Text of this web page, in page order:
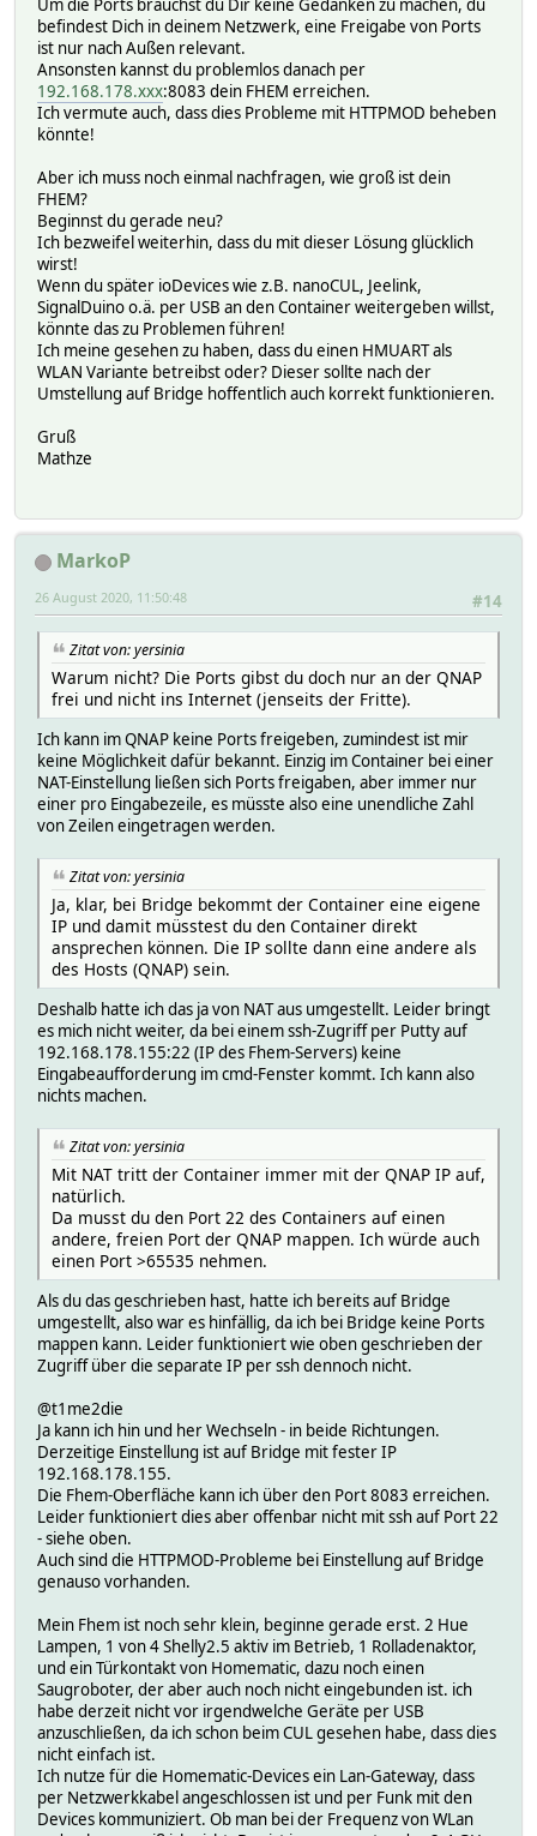
Um die Ports brauchst du Dir keine Gedanken zu machen, du
befindest Dich in deinem Netzwerk, eine Freigabe von Ports
ist nur nach Außen relevant.
Ansonsten kannst du problemlos danach per
192.168.178.xxx:8083 dein FHEM erreichen.
Ich vermute auch, dass dies Probleme mit HTTPMOD beheben
könnte!
Aber ich muss noch einmal nachfragen, wie groß ist dein
FHEM?
Beginnst du gerade neu?
Ich bezweifel weiterhin, dass du mit dieser Lösung glücklich
wirst!
Wenn du später ioDevices wie z.B. nanoCUL, Jeelink,
SignalDuino o.ä. per USB an den Container weitergeben willst,
könnte das zu Problemen führen!
Ich meine gesehen zu haben, dass du einen HMUART als
WLAN Variante betreibst oder? Dieser sollte nach der
Umstellung auf Bridge hoffentlich auch korrekt funktionieren.
Gruß
Mathze
MarkoP
#14
26 August 2020, 11:50:48
Zitat von: yersinia
Warum nicht? Die Ports gibst du doch nur an der QNAP
frei und nicht ins Internet (jenseits der Fritte).
Ich kann im QNAP keine Ports freigeben, zumindest ist mir
keine Möglichkeit dafür bekannt. Einzig im Container bei einer
NAT-Einstellung ließen sich Ports freigaben, aber immer nur
einer pro Eingabezeile, es müsste also eine unendliche Zahl
von Zeilen eingetragen werden.
Zitat von: yersinia
Ja, klar, bei Bridge bekommt der Container eine eigene
IP und damit müsstest du den Container direkt
ansprechen können. Die IP sollte dann eine andere als
des Hosts (QNAP) sein.
Deshalb hatte ich das ja von NAT aus umgestellt. Leider bringt
es mich nicht weiter, da bei einem ssh-Zugriff per Putty auf
192.168.178.155:22 (IP des Fhem-Servers) keine
Eingabeaufforderung im cmd-Fenster kommt. Ich kann also
nichts machen.
Zitat von: yersinia
Mit NAT tritt der Container immer mit der QNAP IP auf,
natürlich.
Da musst du den Port 22 des Containers auf einen
andere, freien Port der QNAP mappen. Ich würde auch
einen Port >65535 nehmen.
Als du das geschrieben hast, hatte ich bereits auf Bridge
umgestellt, also war es hinfällig, da ich bei Bridge keine Ports
mappen kann. Leider funktioniert wie oben geschrieben der
Zugriff über die separate IP per ssh dennoch nicht.
@t1me2die
Ja kann ich hin und her Wechseln - in beide Richtungen.
Derzeitige Einstellung ist auf Bridge mit fester IP
192.168.178.155.
Die Fhem-Oberfläche kann ich über den Port 8083 erreichen.
Leider funktioniert dies aber offenbar nicht mit ssh auf Port 22
- siehe oben.
Auch sind die HTTPMOD-Probleme bei Einstellung auf Bridge
genauso vorhanden.
Mein Fhem ist noch sehr klein, beginne gerade erst. 2 Hue
Lampen, 1 von 4 Shelly2.5 aktiv im Betrieb, 1 Rolladenaktor,
und ein Türkontakt von Homematic, dazu noch einen
Saugroboter, der aber auch noch nicht eingebunden ist. ich
habe derzeit nicht vor irgendwelche Geräte per USB
anzuschließen, da ich schon beim CUL gesehen habe, dass dies
nicht einfach ist.
Ich nutze für die Homematic-Devices ein Lan-Gateway, dass
per Netzwerkkabel angeschlossen ist und per Funk mit den
Devices kommuniziert. Ob man bei der Frequenz von WLan